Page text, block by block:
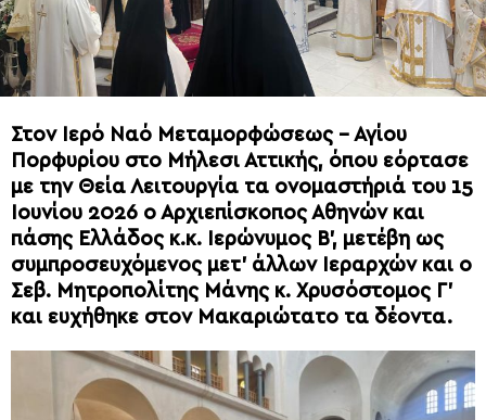
Στον Ιερό Ναό Μεταμορφώσεως – Αγίου
Πορφυρίου στο Μήλεσι Αττικής, όπου εόρτασε
με την Θεία Λειτουργία τα ονομαστήριά του 15
Ιουνίου 2026 ο Αρχιεπίσκοπος Αθηνών και
πάσης Ελλάδος κ.κ. Ιερώνυμος Β’, μετέβη ως
συμπροσευχόμενος μετ’ άλλων Ιεραρχών και ο
Σεβ. Μητροπολίτης Μάνης κ. Χρυσόστομος Γ’
και ευχήθηκε στον Μακαριώτατο τα δέοντα.